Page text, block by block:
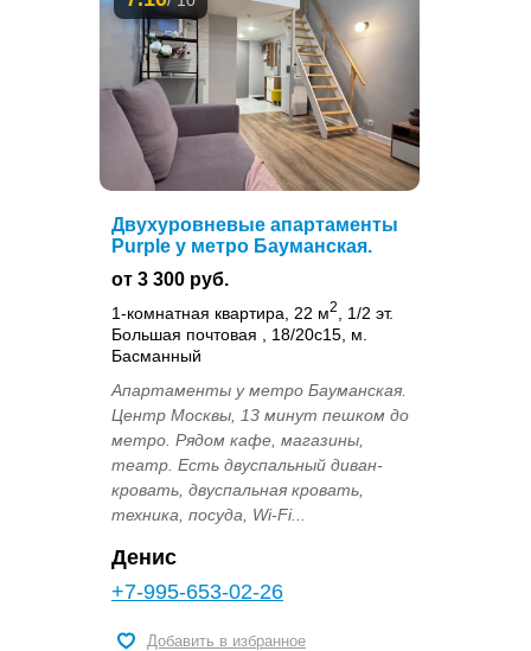
Двухуровневые апартаменты
Purple у метро Бауманская.
от 3 300 руб.
1-комнатная квартира, 22 м2
, 1/2 эт.
Большая почтовая , 18/20с15, м.
Басманный
Апартаменты у метро Бауманская.
Центр Москвы, 13 минут пешком до
метро. Рядом кафе, магазины,
театр. Есть двуспальный диван-
кровать, двуспальная кровать,
техника, посуда, Wi-Fi...
Денис
+7-995-653-02-26
Добавить в избранное